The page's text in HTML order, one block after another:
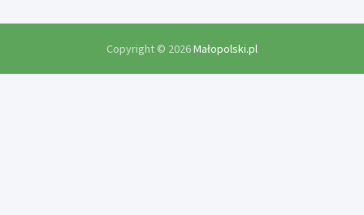
Copyright © 2026Małopolski.pl